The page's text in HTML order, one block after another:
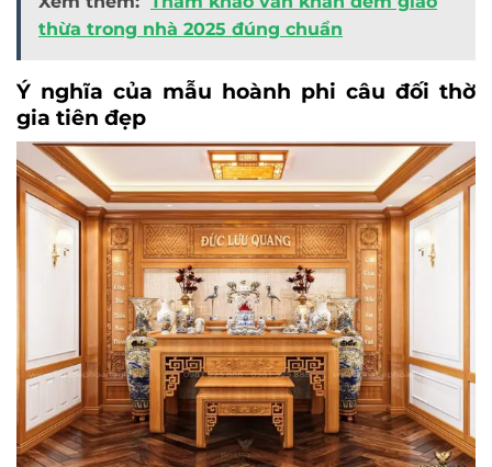
thừa trong nhà 2025 đúng chuẩn
Ý nghĩa của mẫu hoành phi câu đối thờ
gia tiên đẹp